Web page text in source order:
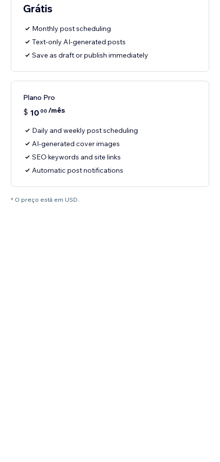
Grátis
Monthly post scheduling
Text-only AI-generated posts
Save as draft or publish immediately
Plano Pro
$ 10 00 /mês
Daily and weekly post scheduling
AI-generated cover images
SEO keywords and site links
Automatic post notifications
* O preço está em USD.